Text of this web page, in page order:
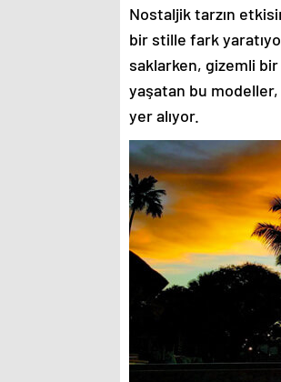
Nostaljik tarzın
bir stille fark
saklarken, gizemli bir
yaşatan bu
yer alıyor.